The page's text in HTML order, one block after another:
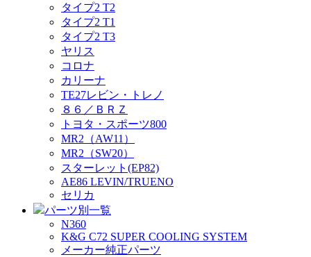
タイプ2 T2
タイプ2 T1
タイプ2 T3
ヤリス
コロナ
カリーナ
TE27レビン・トレノ
８６／ＢＲＺ
トヨタ・スポーツ800
MR2（AW11）
MR2（SW20）
スターレット(EP82)
AE86 LEVIN/TRUENO
セリカ
パーツ別一覧
N360
K&G C72 SUPER COOLING SYSTEM
メーカー純正パーツ